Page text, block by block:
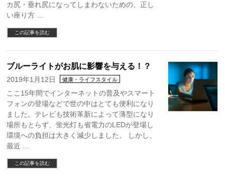
カ尻・垂れ尻になってしまわないための、正し
い座り方 …
この記事を読む
ブルーライトがお肌に影響を与える！？
2019年1月12日 健康・ライフスタイル
ここ15年間でインターネットの普及やスマート
フォンの登場などで世の中はとても便利になり
ました。テレビも技術革新によって薄型になり
場所もとらず、蛍光灯も省電力のLEDが登場し
環境への負担は大きく減少しました。 しかし、
最近 …
この記事を読む